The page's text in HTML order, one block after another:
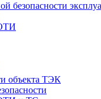
безопасности
объекта ТЭК